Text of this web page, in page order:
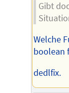
Gibt
Welche
boolean
dedlfix.